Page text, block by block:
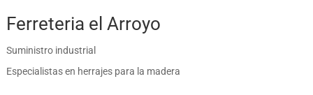
Ferreteria el Arroyo
Suministro industrial
Especialistas en herrajes para la madera